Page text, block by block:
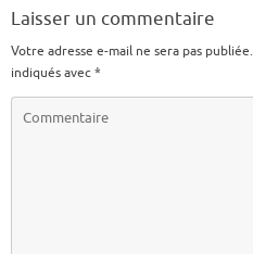
Laisser un commentaire
Votre adresse e-mail ne sera pas publiée.
indiqués avec*